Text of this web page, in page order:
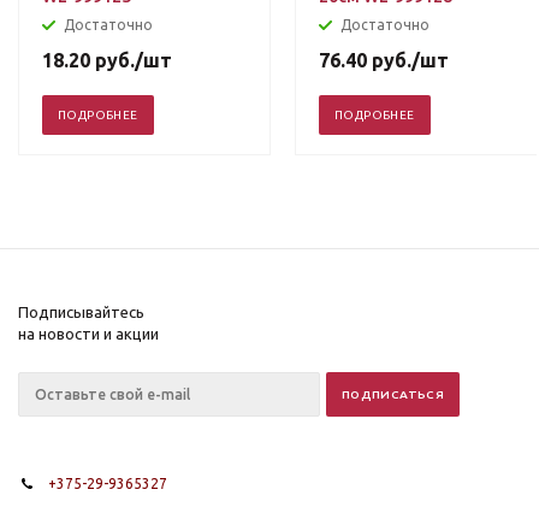
Достаточно
18.20 руб./шт
ПОДРОБНЕЕ
Достаточно
76.40 руб./шт
ПОДРОБНЕЕ
Подписывайтесь
на новости и акции
+375-29-9365327